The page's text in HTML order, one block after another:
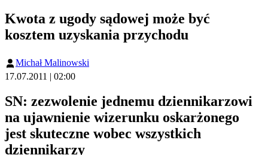
Kwota z ugody sądowej może być
kosztem uzyskania przychodu
Michał Malinowski
17.07.2011 | 02:00
SN: zezwolenie jednemu dziennikarzowi
na ujawnienie wizerunku oskarżonego
jest skuteczne wobec wszystkich
dziennikarzy